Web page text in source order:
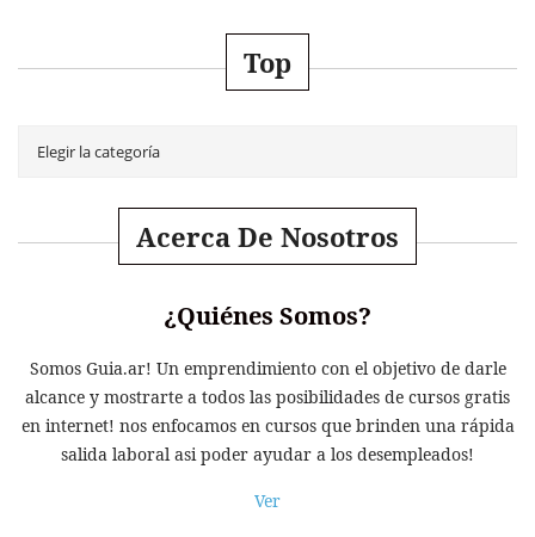
Top
Acerca De Nosotros
¿Quiénes Somos?
Somos Guia.ar! Un emprendimiento con el objetivo de darle
alcance y mostrarte a todos las posibilidades de cursos gratis
en internet! nos enfocamos en cursos que brinden una rápida
salida laboral asi poder ayudar a los desempleados!
Ver